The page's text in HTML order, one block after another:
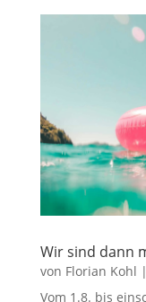
Wir sind dann
von Florian Kohl |
Vom 1.8. bis